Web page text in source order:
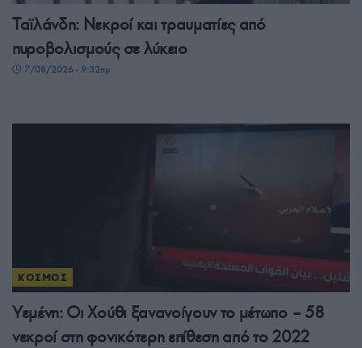
Ταϊλάνδη: Νεκροί και τραυματίες από
πυροβολισμούς σε λύκειο
7/08/2026 - 9:32πμ
ΚΟΣΜΟΣ
Υεμένη: Οι Χούθι ξανανοίγουν το μέτωπο – 58
νεκροί στη φονικότερη επίθεση από το 2022